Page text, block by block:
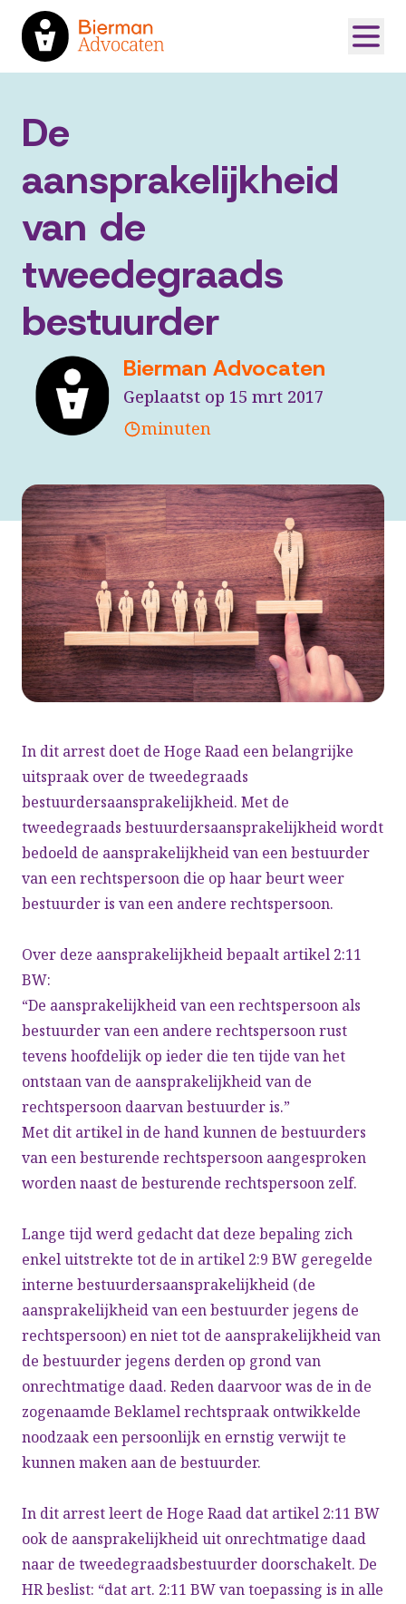
De
aansprakelijkheid
van de
tweedegraads
bestuurder
Bierman Advocaten
Geplaatst op 15 mrt 2017
minuten
In dit arrest doet de Hoge Raad een belangrijke
uitspraak over de tweedegraads
bestuurdersaansprakelijkheid. Met de
tweedegraads bestuurdersaansprakelijkheid wordt
bedoeld de aansprakelijkheid van een bestuurder
van een rechtspersoon die op haar beurt weer
bestuurder is van een andere rechtspersoon.
Over deze aansprakelijkheid bepaalt artikel 2:11
BW:
“De aansprakelijkheid van een rechtspersoon als
bestuurder van een andere rechtspersoon rust
tevens hoofdelijk op ieder die ten tijde van het
ontstaan van de aansprakelijkheid van de
rechtspersoon daarvan bestuurder is.”
Met dit artikel in de hand kunnen de bestuurders
van een besturende rechtspersoon aangesproken
worden naast de besturende rechtspersoon zelf.
Lange tijd werd gedacht dat deze bepaling zich
enkel uitstrekte tot de in artikel 2:9 BW geregelde
interne bestuurdersaansprakelijkheid (de
aansprakelijkheid van een bestuurder jegens de
rechtspersoon) en niet tot de aansprakelijkheid van
de bestuurder jegens derden op grond van
onrechtmatige daad. Reden daarvoor was de in de
zogenaamde Beklamel rechtspraak ontwikkelde
noodzaak een persoonlijk en ernstig verwijt te
kunnen maken aan de bestuurder.
In dit arrest leert de Hoge Raad dat artikel 2:11 BW
ook de aansprakelijkheid uit onrechtmatige daad
naar de tweedegraadsbestuurder doorschakelt. De
HR beslist: “dat art. 2:11 BW van toepassing is in alle